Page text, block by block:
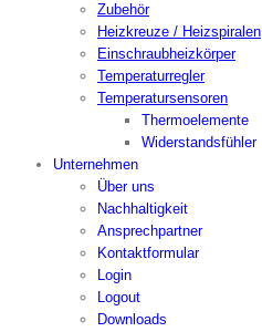
Zubehör
Heizkreuze / Heizspiralen
Einschraubheizkörper
Temperaturregler
Temperatursensoren
Thermoelemente
Widerstandsfühler
Unternehmen
Über uns
Nachhaltigkeit
Ansprechpartner
Kontaktformular
Login
Logout
Downloads